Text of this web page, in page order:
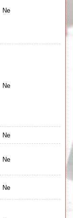
Ne
Ne
Ne
Ne
Ne